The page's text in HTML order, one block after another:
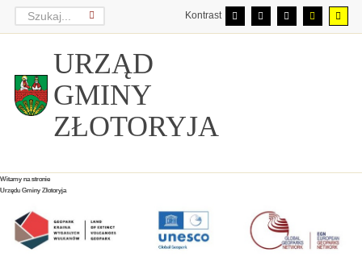
Kontrast
URZĄD
GMINY
ZŁOTORYJA
Witamy na stronie
Urzędu Gminy Złotoryja
Witamy na stronie
Urzędu Gminy Złotoryja
Witamy na stronie
Urzędu Gminy Złotoryja